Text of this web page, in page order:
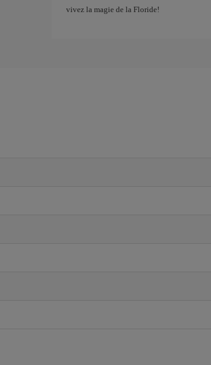
vivez la magie de la Floride!